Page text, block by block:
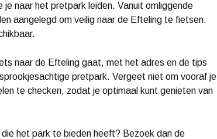
naar het pretpark leiden. Vanuit omliggende
aangelegd om veilig naar de Efteling te fietsen.
naar de Efteling gaat, met het adres en de tips
pretpark. Vergeet niet om vooraf je
te checken, zodat je optimaal kunt genieten van
het park te bieden heeft? Bezoek dan de